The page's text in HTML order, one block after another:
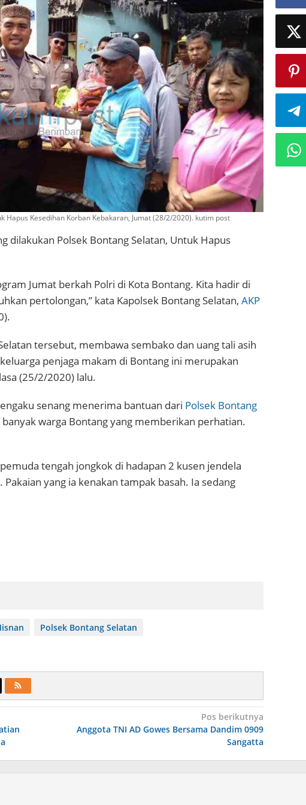
Hapus Kesedihan Korban Kebakaran, Jumat (28/2/2020). kutim post
dilakukan Polsek Bontang Selatan, Untuk Hapus
Jumat berkah Polri di Kota Bontang. Kita hadir di
pertolongan,” kata Kapolsek Bontang Selatan, AKP
tersebut, membawa sembako dan uang tali asih
penjaga makam di Bontang ini merupakan
(25/2/2020) lalu.
senang menerima bantuan dari Polsek Bontang
banyak warga Bontang yang memberikan perhatian.
tengah jongkok di hadapan 2 kusen jendela
yang ia kenakan tampak basah. Ia sedang
Polsek Bontang Selatan
Pos berikutnya
Anggota TNI AD Gowes Bersama Dandim 0909
Sangatta